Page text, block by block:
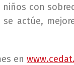
con
se actúe,
en